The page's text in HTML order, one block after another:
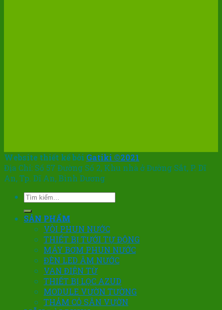
Website thiết kế bởi Gatiki ©2021
Địa Chỉ: Số 57 Đường Số 2, Khu nhà ở Đường Sắt, P. Dĩ
An, Tp. Dĩ An, Bình Dương
Tìm
SẢN PHẨM
VÒI PHUN NƯỚC
THIẾT BỊ TƯỚI TỰ ĐỘNG
MÁY BƠM PHUN NƯỚC
ĐÈN LED ÂM NƯỚC
VAN ĐIỆN TỪ
THIẾT BỊ LỌC AZUD
MODULE VƯỜN TƯỜNG
THẢM CỎ SÂN VƯỜN